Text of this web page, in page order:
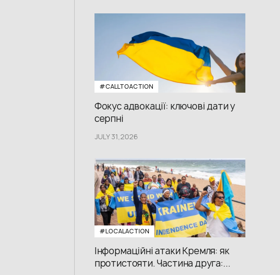
#CALLTOACTION
Фокус адвокації: ключові дати у
серпні
JULY 31,2026
#LOCALACTION
Інформаційні атаки Кремля: як
протистояти. Частина друга:...